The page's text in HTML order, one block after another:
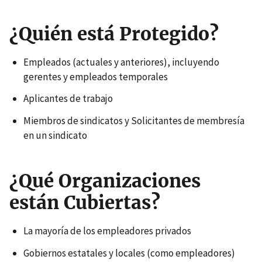
¿Quién está Protegido?
Empleados (actuales y anteriores), incluyendo
gerentes y empleados temporales
Aplicantes de trabajo
Miembros de sindicatos y Solicitantes de membresía
en un sindicato
¿Qué Organizaciones
están Cubiertas?
La mayoría de los empleadores privados
Gobiernos estatales y locales (como empleadores)